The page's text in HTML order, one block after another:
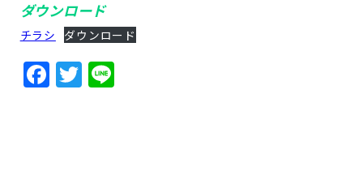
ダウンロード
チラシ ダウンロード
Facebook
Twitter
Line